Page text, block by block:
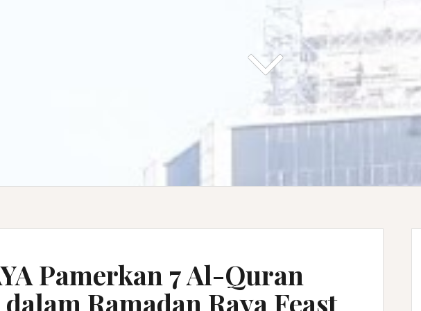
Pamerkan 7 Al-Quran
Ramadan Raya Feast